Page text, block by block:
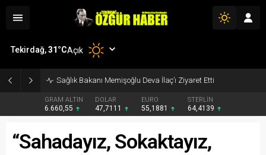
Sağlık Bakanı Memişoğlu Deva İlaç’ı Ziyaret Etti
GRAM ALTIN
6.660,55
DOLAR
47,7111
EURO
55,1881
STERLİN
64,4139
Tekirdağ,31°CAçık
“Sahadayız, Sokaktayız,